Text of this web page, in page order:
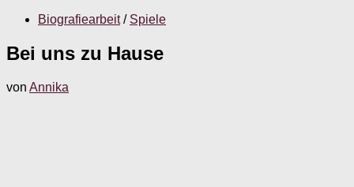
Biografiearbeit / Spiele
Bei uns zu Hause
von Annika